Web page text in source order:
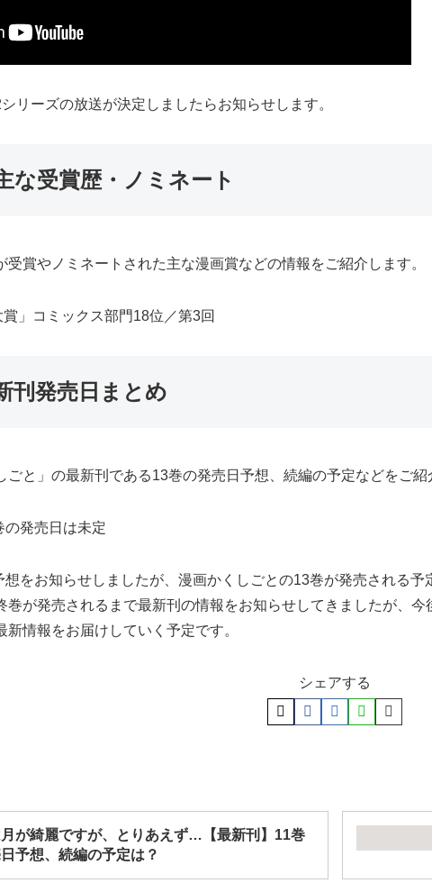
リーズの放送が決定しましたらお知らせします。
な受賞歴・ノミネート
受賞やノミネートされた主な漫画賞などの情報をご紹介します。
賞」コミックス部門18位／第3回
刊発売日まとめ
と」の最新刊である13巻の発売日予想、続編の予定などをご紹
の発売日は未定
をお知らせしましたが、漫画かくしごとの13巻が発売される
巻が発売されるまで最新刊の情報をお知らせしてきましたが、
情報をお届けしていく予定です。
シェアする
が綺麗ですが、とりあえず…【最新刊】11巻
予想、続編の予定は？